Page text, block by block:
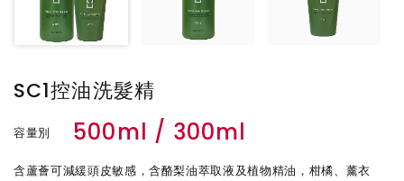
SC1控油洗髮精
容量別 500ml / 300ml
含蘆薈可減緩頭皮敏感，含酪梨油萃取液及植物精油，柑橘、薰衣